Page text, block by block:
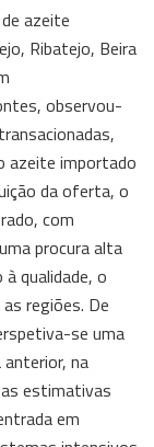
azeite
Ribatejo, Beira
observou-
azeite importado
da oferta, o
com
procura alta
qualidade, o
regiões. De
se uma
anterior, na
estimativas
em